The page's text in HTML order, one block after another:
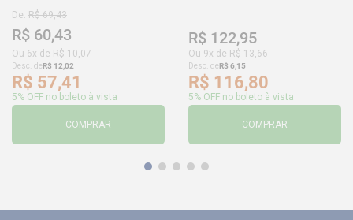
De: R$ 69,43
R$ 60,43
Ou 6x de R$ 10,07
Desc. deR$ 12,02
R$ 57,41
5% OFF no boleto à vista
COMPRAR
R$ 122,95
Ou 9x de R$ 13,66
Desc. deR$ 6,15
R$ 116,80
5% OFF no boleto à vista
COMPRAR